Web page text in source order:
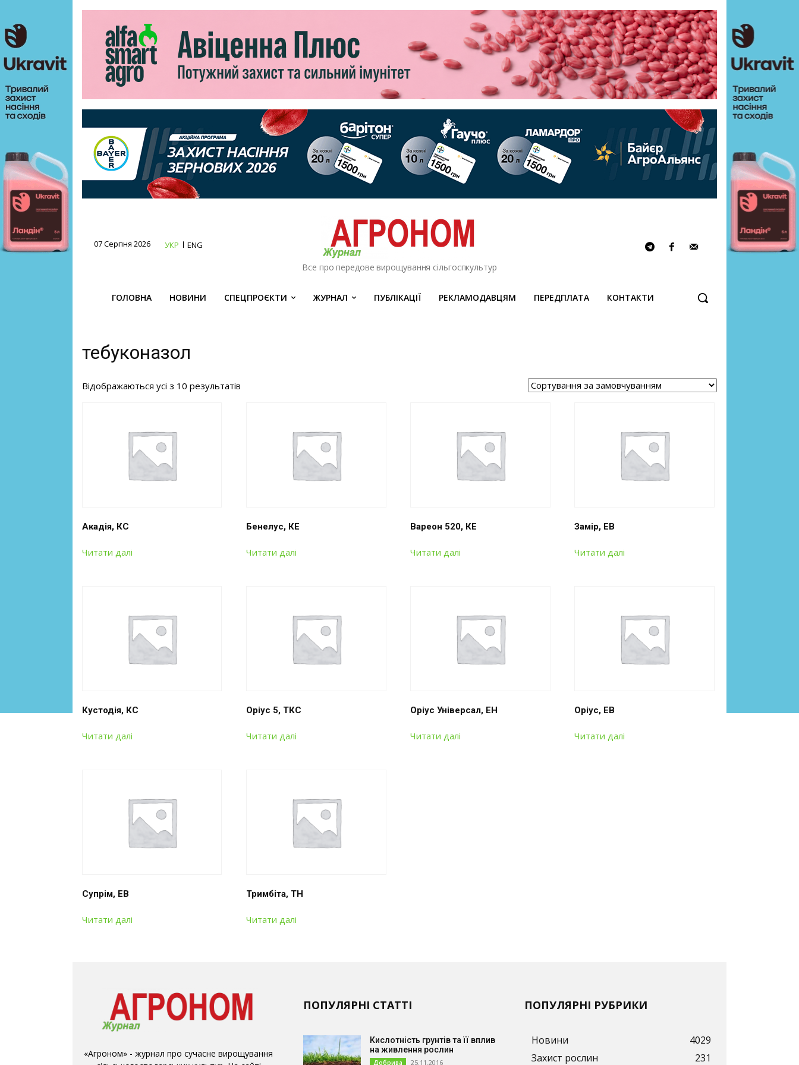
07 Серпня 2026 УКР ENG
Все про передове вирощування сільгоспкультур
ГОЛОВНА НОВИНИ СПЕЦПРОЄКТИ ЖУРНАЛ ПУБЛІКАЦІЇ РЕКЛАМОДАВЦЯМ ПЕРЕДПЛАТА КОНТАКТИ
тебуконазол
Відображаються усі з 10 результатів
Акадія, КС
Читати далі
Бенелус, КЕ
Читати далі
Вареон 520, КЕ
Читати далі
Замір, ЕВ
Читати далі
Кустодія, КС
Читати далі
Оріус 5, ТКС
Читати далі
Оріус Універсал, ЕН
Читати далі
Оріус, ЕВ
Читати далі
Супрім, ЕВ
Читати далі
Тримбіта, ТН
Читати далі
«Агроном» - журнал про сучасне вирощування
ПОПУЛЯРНІ СТАТТІ
Кислотність грунтів та її вплив
на живлення рослин
Добрива 25.11.2016
ПОПУЛЯРНІ РУБРИКИ
Новини
4029
Захист рослин
231